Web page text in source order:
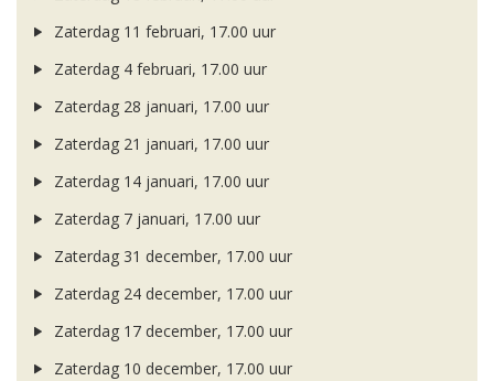
Zaterdag 11 februari, 17.00 uur
Zaterdag 4 februari, 17.00 uur
Zaterdag 28 januari, 17.00 uur
Zaterdag 21 januari, 17.00 uur
Zaterdag 14 januari, 17.00 uur
Zaterdag 7 januari, 17.00 uur
Zaterdag 31 december, 17.00 uur
Zaterdag 24 december, 17.00 uur
Zaterdag 17 december, 17.00 uur
Zaterdag 10 december, 17.00 uur